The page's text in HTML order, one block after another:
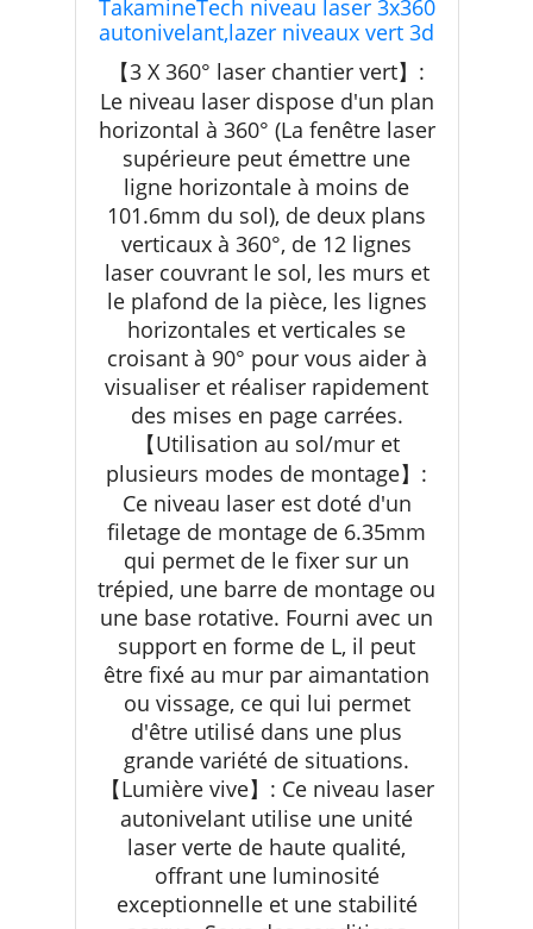
TakamineTech niveau laser 3x360
autonivelant,lazer niveaux vert 3d
12 lignes adapté pour le laser
chantier,accrochage d'image,avec
télécommande,batterie lithium
5200mAh,support rotatif
magnétique
【3 X 360° laser chantier vert】:
Le niveau laser dispose d'un plan
horizontal à 360° (La fenêtre laser
supérieure peut émettre une
ligne horizontale à moins de
101.6mm du sol), de deux plans
verticaux à 360°, de 12 lignes
laser couvrant le sol, les murs et
le plafond de la pièce, les lignes
horizontales et verticales se
croisant à 90° pour vous aider à
visualiser et réaliser rapidement
des mises en page carrées.
【Utilisation au sol/mur et
plusieurs modes de montage】:
Ce niveau laser est doté d'un
filetage de montage de 6.35mm
qui permet de le fixer sur un
trépied, une barre de montage ou
une base rotative. Fourni avec un
support en forme de L, il peut
être fixé au mur par aimantation
ou vissage, ce qui lui permet
d'être utilisé dans une plus
grande variété de situations.
【Lumière vive】: Ce niveau laser
autonivelant utilise une unité
laser verte de haute qualité,
offrant une luminosité
exceptionnelle et une stabilité